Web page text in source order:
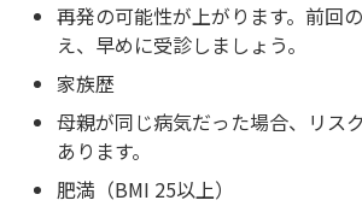
再発の可能性が上がります。前回
え、早めに受診しましょう。
家族歴
母親が同じ病気だった場合、リス
あります。
肥満（BMI 25以上）